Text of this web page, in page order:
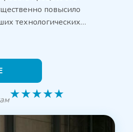
повысило
технологических…
★★★★★